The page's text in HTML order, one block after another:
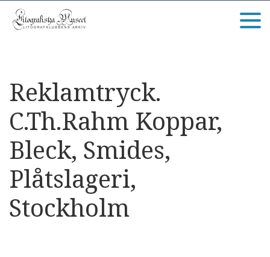
Reklamtryck.
C.Th.Rahm Koppar,
Bleck, Smides,
Plåtslageri,
Stockholm